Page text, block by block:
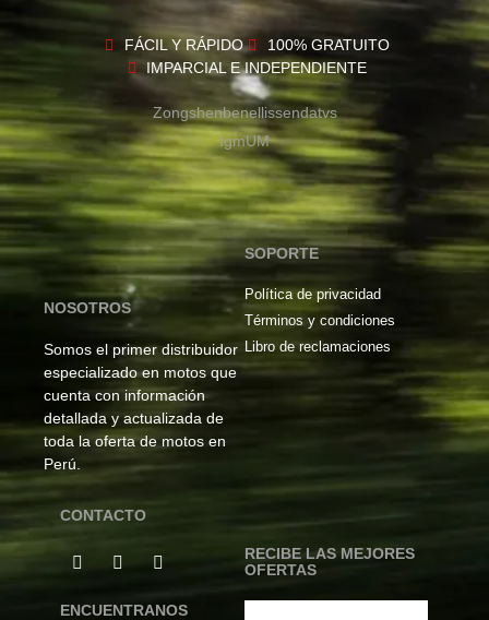
CRÉDITO FÁCIL
FÁCIL Y RÁPIDO
100% GRATUITO
IMPARCIAL E INDEPENDIENTE
Zongshenbenellissendatvs
IgmUM
NOSOTROS
Somos el primer distribuidor
especializado en motos que
cuenta con información
detallada y actualizada de
toda la oferta de motos en
Perú.
SOPORTE
Política de privacidad
Términos y condiciones
Libro de reclamaciones
CONTACTO
ENCUENTRANOS
RECIBE LAS MEJORES
OFERTAS